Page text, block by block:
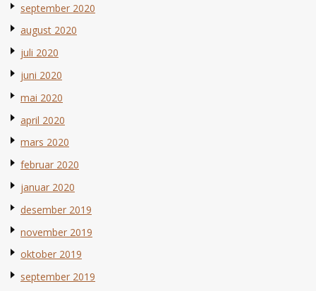
september 2020
august 2020
juli 2020
juni 2020
mai 2020
april 2020
mars 2020
februar 2020
januar 2020
desember 2019
november 2019
oktober 2019
september 2019